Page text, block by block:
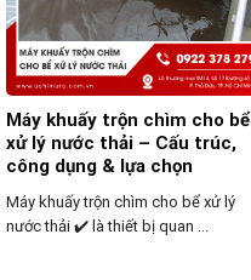
Máy khuấy trộn chìm cho bể
xử lý nước thải – Cấu trúc,
công dụng & lựa chọn
Máy khuấy trộn chìm cho bể xử lý
nước thải ✔️ là thiết bị quan ...